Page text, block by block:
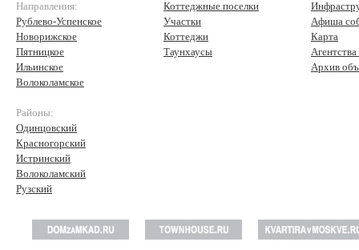
Направления:
Рублево-Успенское
Новорижское
Пятницкое
Ильинское
Волоколамское
Районы:
Одинцовский
Красногорский
Истринский
Волоколамский
Рузский
Коттеджные поселки
Участки
Коттеджи
Таунхаусы
Афиша
Карта
Архив